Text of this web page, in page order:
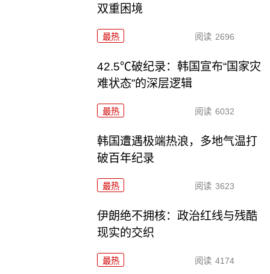
双重困境
最热 阅读 2696
42.5℃破纪录：韩国宣布“国家灾
难状态”的深层逻辑
最热 阅读 6032
韩国遭遇极端热浪，多地气温打
破百年纪录
最热 阅读 3623
伊朗绝不拥核：政治红线与残酷
现实的交织
最热 阅读 4174